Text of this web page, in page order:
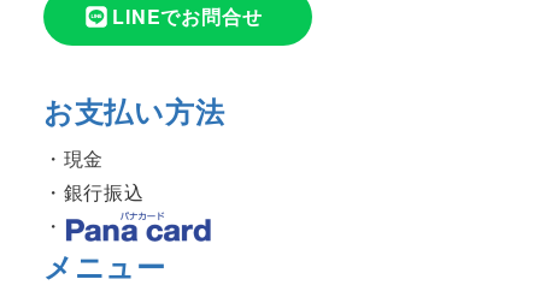
LINEでお問合せ
お支払い方法
現金
銀行振込
メニュー